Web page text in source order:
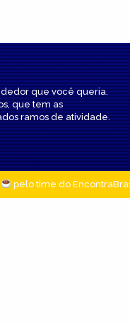
que você queria.
que tem as
ramos de atividade.
pelo time do